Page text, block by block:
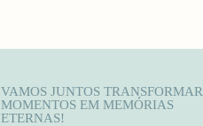
VAMOS JUNTOS TRANSFORMAR
MOMENTOS EM MEMÓRIAS
ETERNAS!